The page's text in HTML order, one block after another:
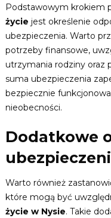
Podstawowym krokiem
życie jest określenie
ubezpieczenia. Warto
potrzeby finansowe,
utrzymania rodziny oraz
suma ubezpieczenia
bezpiecznie
nieobecności.
Dodatkowe
Warto również
które mogą być
życie w Nysie. Takie